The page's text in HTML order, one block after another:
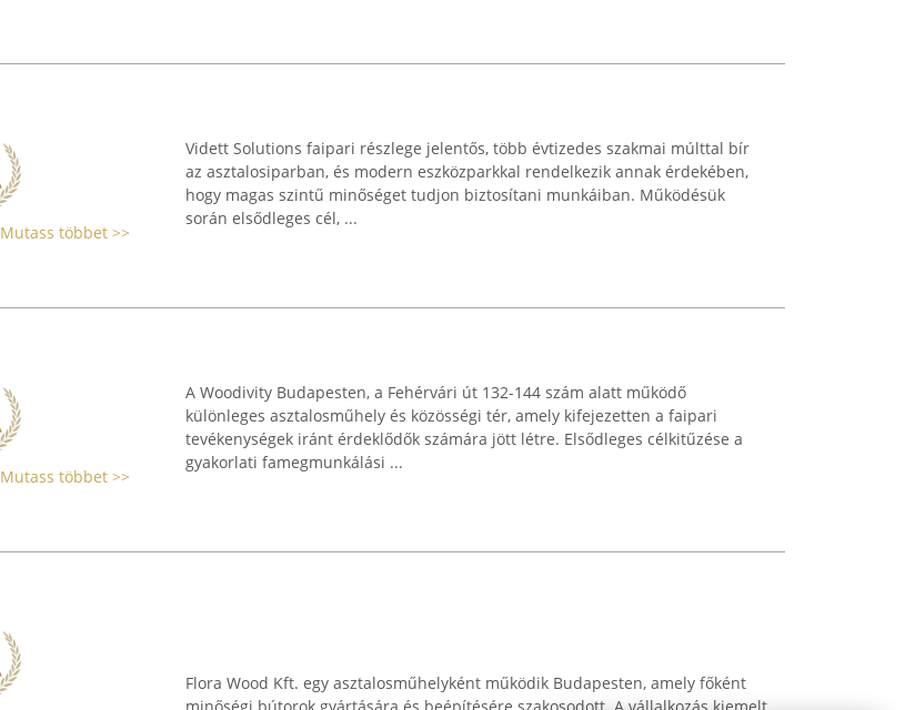
Mutass többet >>
Vidett Solutions faipari részlege jelentős, több évtizedes szakmai múlttal bír
az asztalosiparban, és modern eszközparkkal rendelkezik annak érdekében,
hogy magas szintű minőséget tudjon biztosítani munkáiban. Működésük
során elsődleges cél, ...
Mutass többet >>
A Woodivity Budapesten, a Fehérvári út 132-144 szám alatt működő
különleges asztalosműhely és közösségi tér, amely kifejezetten a faipari
tevékenységek iránt érdeklődők számára jött létre. Elsődleges célkitűzése a
gyakorlati famegmunkálási ...
Flora Wood Kft. egy asztalosműhelyként működik Budapesten, amely főként